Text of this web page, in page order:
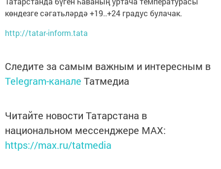
көндезге сәгатьләрдә +19..+24 градус булачак.
http://tatar-inform.tata
Следите за самым важным и интересным в
Telegram-канале Татмедиа
Читайте новости Татарстана в
национальном мессенджере MАХ:
https://max.ru/tatmedia